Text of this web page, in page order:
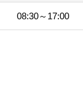
08:30～17:00